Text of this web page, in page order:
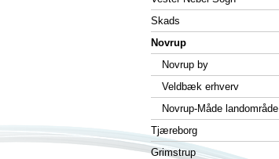
Skads
Novrup
Novrup by
Veldbæk erhverv
Novrup-Måde landområde
Tjæreborg
Grimstrup